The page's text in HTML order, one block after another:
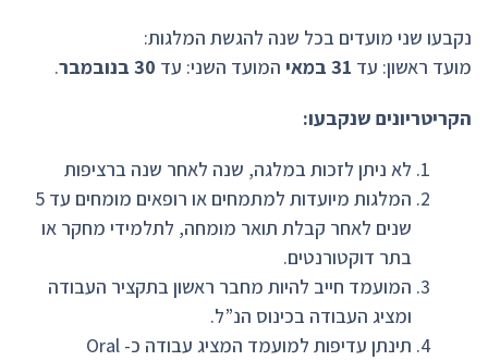
נקבעו שני מועדים בכל שנה להגשת המלגות:
מועד ראשון: עד 31 במאי המועד השני: עד 30 בנובמבר .
הקריטריונים שנקבעו:
לא ניתן לזכות במלגה, שנה לאחר שנה ברציפות
המלגות מיועדות למתמחים או רופאים מומחים עד 5
שנים לאחר קבלת תואר מומחה, לתלמידי מחקר או
בתר דוקטורנטים.
המועמד חייב להיות מחבר ראשון בתקציר העבודה
ומציג העבודה בכינוס הנ”ל.
תינתן עדיפות למועמד המציג עבודה כ- Oral